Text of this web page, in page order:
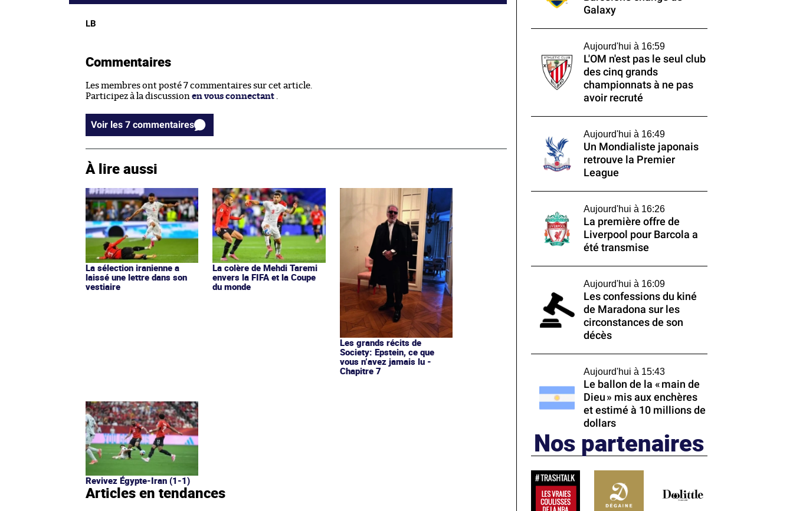
LB
Commentaires
Les membres ont posté 7 commentaires sur cet article.
Participez à la discussion en vous connectant
Voir les 7 commentaires
À lire aussi
La sélection iranienne a
laissé une lettre dans son
vestiaire
La colère de Mehdi Taremi
envers la FIFA et la Coupe
du monde
Les grands récits de
Society: Epstein, ce que
vous n’avez jamais lu -
Chapitre 7
Revivez Égypte-Iran (1-1)
Articles en tendances
Galaxy
Aujourd'hui à 16:59
L'OM n'est pas le seul club
des cinq grands
championnats à ne pas
avoir recruté
Aujourd'hui à 16:49
Un Mondialiste japonais
retrouve la Premier
League
Aujourd'hui à 16:26
La première offre de
Liverpool pour Barcola a
été transmise
Aujourd'hui à 16:09
Les confessions du kiné
de Maradona sur les
circonstances de son
décès
Aujourd'hui à 15:43
Le ballon de la « main de
Dieu » mis aux enchères
et estimé à 10 millions de
dollars
Nos partenaires